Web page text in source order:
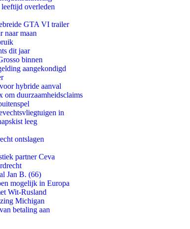
overleden
GTA VI trailer
naar maan
dit jaar
binnen
aangekondigd
hybride aanval
om duurzaamheidsclaims
in
leeg
ontslagen
partner Ceva
Jan B. (66)
mogelijk in Europa
Wit-Rusland
Michigan
betaling aan